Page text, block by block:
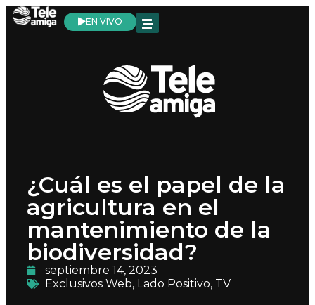
EN VIVO
¿Cuál es el papel de la
agricultura en el
mantenimiento de la
biodiversidad?
septiembre 14, 2023
Exclusivos Web, Lado Positivo, TV